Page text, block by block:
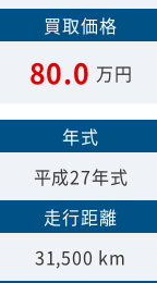
買取価格
80.0 万円
年式
平成27年式
走行距離
31,500 km